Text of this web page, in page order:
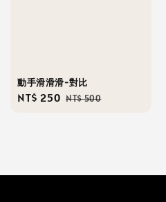
動手滑滑滑-對比
Sale
NT$ 250 Regular
NT$ 500